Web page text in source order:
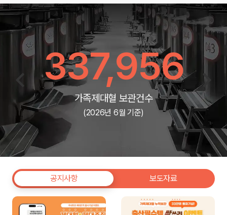
337,956
가족제대혈 보관건수
(2026년 6월 기준)
공지사항 보도자료